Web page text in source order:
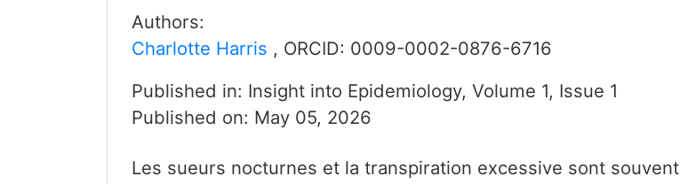
Authors:
Charlotte Harris , ORCID: 0009-0002-0876-6716
Published in: Insight into Epidemiology, Volume 1, Issue 1
Published on: May 05, 2026
Les sueurs nocturnes et la transpiration excessive sont souvent